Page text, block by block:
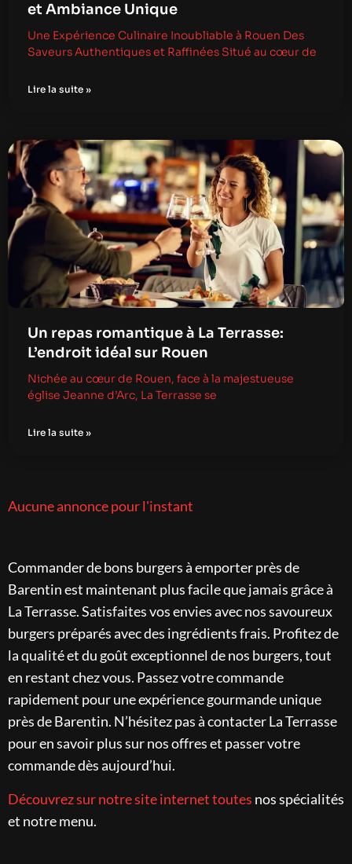
et Ambiance Unique
Une Expérience Culinaire Inoubliable à Rouen Des
Saveurs Authentiques et Raffinées Situé au cœur de
Lire la suite »
Un repas romantique à La Terrasse:
L’endroit idéal sur Rouen
Nichée au cœur de Rouen, face à la majestueuse
église Jeanne d’Arc, La Terrasse se
Lire la suite »
Aucune annonce pour l'instant
Commander de bons burgers à emporter près de
Barentin est maintenant plus facile que jamais grâce à
La Terrasse. Satisfaites vos envies avec nos savoureux
burgers préparés avec des ingrédients frais. Profitez de
la qualité et du goût exceptionnel de nos burgers, tout
en restant chez vous. Passez votre commande
rapidement pour une expérience gourmande unique
près de Barentin. N’hésitez pas à contacter La Terrasse
pour en savoir plus sur nos offres et passer votre
commande dès aujourd’hui.
Découvrez sur notre site internet toutes nos spécialités
et notre menu.